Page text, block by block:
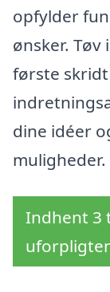
opfylder
ønsker. Tøv
første
dine idéer
muligheder.
Indhent 3